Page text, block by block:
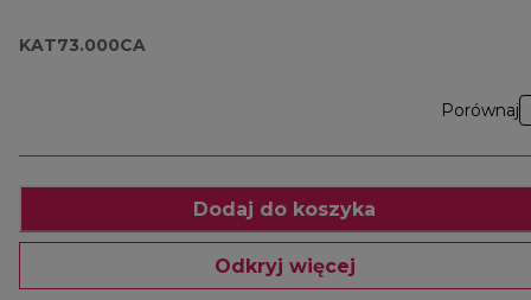
KAT73.000CA
Porównaj
Dodaj do koszyka
Odkryj więcej